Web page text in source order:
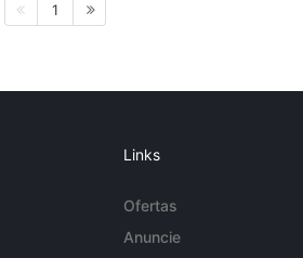
1
Links
Ofertas
Anuncie